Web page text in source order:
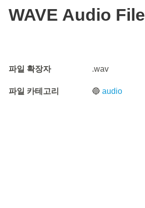
WAVE Audio File
파일 확장자 .wav
파일 카테고리 🔵audio